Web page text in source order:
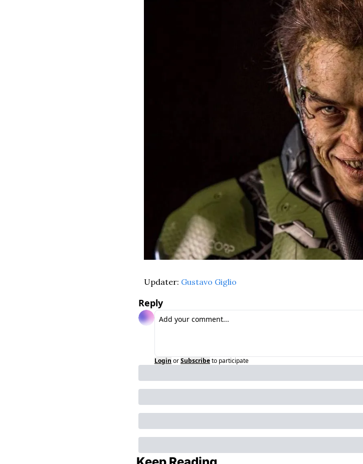
Updater: Gustavo Giglio
Reply
Login orSubscribeto participate